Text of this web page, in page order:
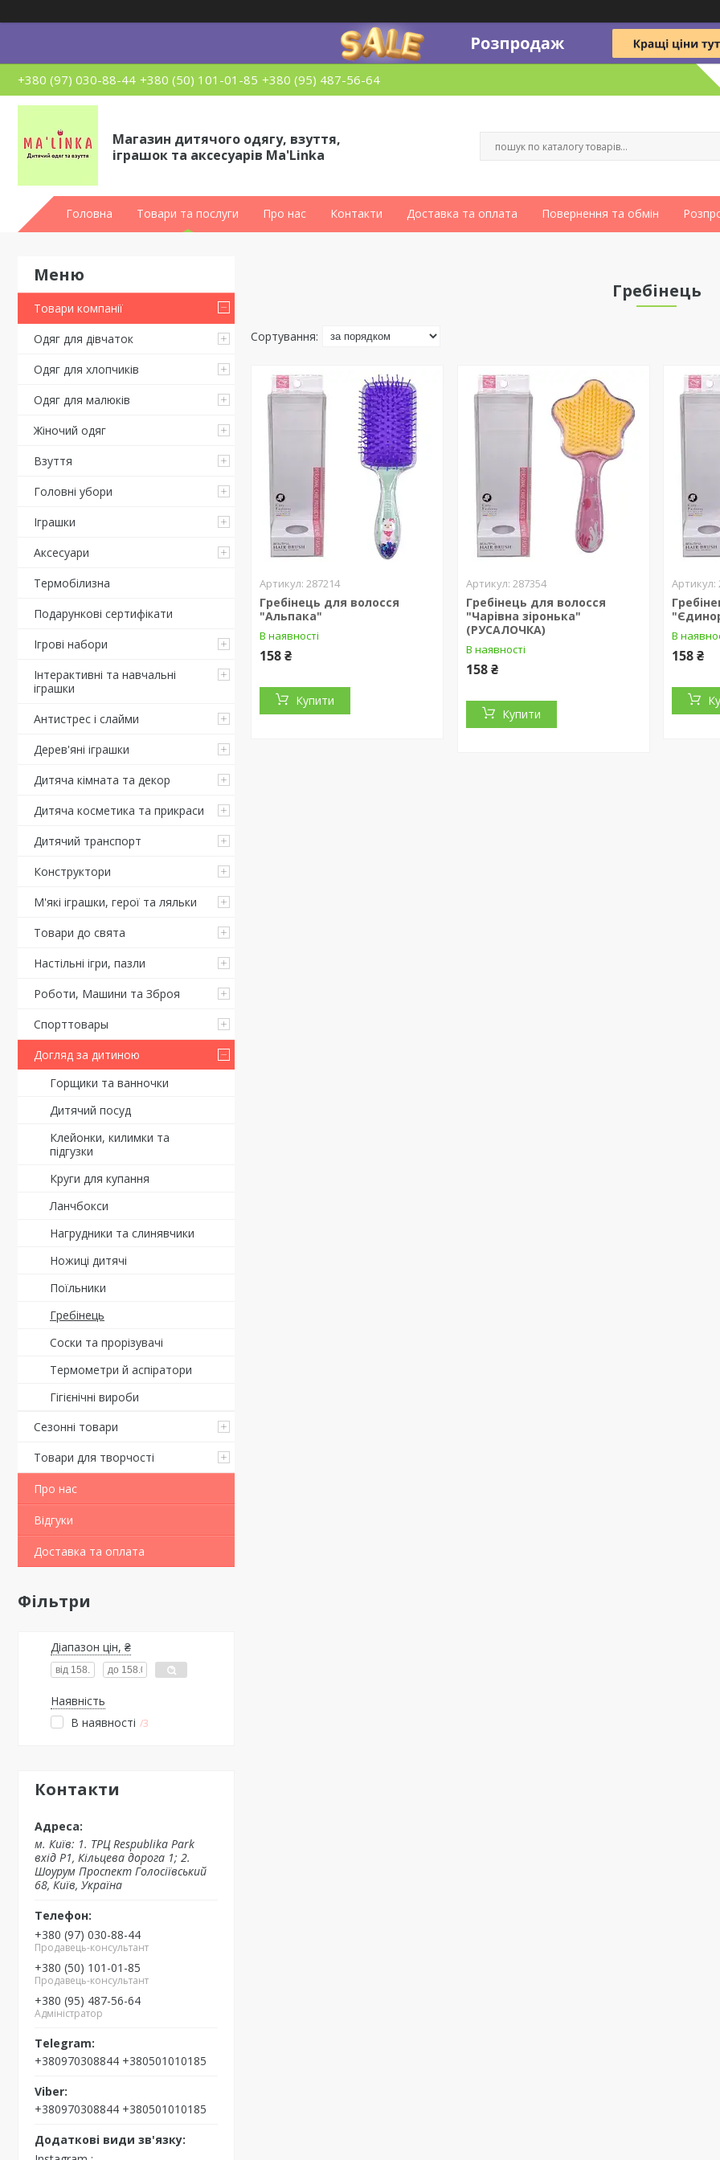
+380 (97) 030-88-44 +380 (50) 101-01-85 +380 (95) 487-56-64
Магазин дитячого одягу, взуття,
іграшок та аксесуарів Ma'Linka
Головна Товари та послуги Про нас Контакти Доставка та оплата Повернення та обмін
Товари компанії
Одяг для дівчаток
Одяг для хлопчиків
Одяг для малюків
Жіночий одяг
Взуття
Головні убори
Іграшки
Аксесуари
Термобілизна
Подарункові сертифікати
Ігрові набори
Інтерактивні та навчальні
іграшки
Антистрес і слайми
Дерев'яні іграшки
Дитяча кімната та декор
Дитяча косметика та прикраси
Дитячий транспорт
Конструктори
М'які іграшки, герої та ляльки
Товари до свята
Настільні ігри, пазли
Роботи, Машини та Зброя
Спорттовары
Догляд за дитиною
Горщики та ванночки
Дитячий посуд
Клейонки, килимки та
підгузки
Круги для купання
Ланчбокси
Нагрудники та слинявчики
Ножиці дитячі
Поїльники
Гребінець
Соски та прорізувачі
Термометри й аспіратори
Гігієнічні вироби
Сезонні товари
Товари для творчості
Про нас
Відгуки
Доставка та оплата
Фільтри
Діапазон цін, ₴
Наявність
В наявності 3
Контакти
м. Київ: 1. ТРЦ Respublika Park
вхід P1, Кільцева дорога 1; 2.
Шоурум Проспект Голосіївський
68, Київ, Україна
+380 (97) 030-88-44
Продавець-консультант
+380 (50) 101-01-85
Продавець-консультант
+380 (95) 487-56-64
Адміністратор
+380970308844 +380501010185
+380970308844 +380501010185
Гребінець
287214
Гребінець для волосся
"Альпака"
В наявності
158 ₴
Купити
287354
Гребінець для волосся
"Чарівна зіронька"
(РУСАЛОЧКА)
В наявності
158 ₴
Купити
В
158 ₴